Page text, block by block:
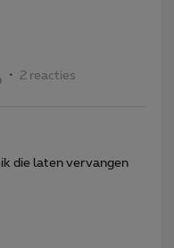
2 reacties
ik die laten vervangen